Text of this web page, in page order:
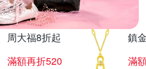
周大福8折起
滿額再折520
鎮
滿